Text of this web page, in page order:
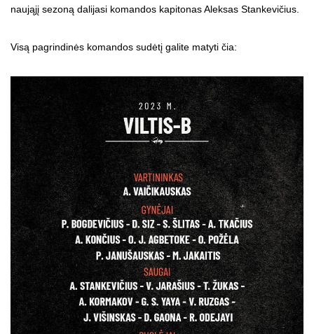
naująjį sezoną dalijasi komandos kapitonas Aleksas Stankevičius.
Visą pagrindinės komandos sudėtį galite matyti čia: